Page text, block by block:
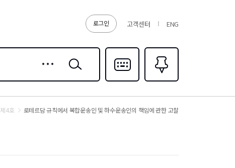
로그인 고객센터 ENG
검색
다국어입력
즐겨찾기0
4호 로테르담 규칙에서 복합운송인 및 하수운송인의 책임에 관한 고찰